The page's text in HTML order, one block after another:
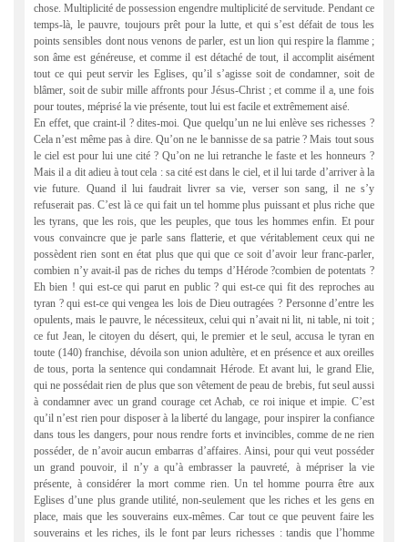
chose. Multiplicité de possession engendre multiplicité de servitude. Pendant ce
temps-là, le pauvre, toujours prêt pour la lutte, et qui s’est défait de tous les
points sensibles dont nous venons de parler, est un lion qui respire la flamme ;
son âme est généreuse, et comme il est détaché de tout, il accomplit aisément
tout ce qui peut servir les Eglises, qu’il s’agisse soit de condamner, soit de
blâmer, soit de subir mille affronts pour Jésus-Christ ; et comme il a, une fois
pour toutes, méprisé la vie présente, tout lui est facile et extrêmement aisé.
En effet, que craint-il ? dites-moi. Que quelqu’un ne lui enlève ses richesses ?
Cela n’est même pas à dire. Qu’on ne le bannisse de sa patrie ? Mais tout sous
le ciel est pour lui une cité ? Qu’on ne lui retranche le faste et les honneurs ?
Mais il a dit adieu à tout cela : sa cité est dans le ciel, et il lui tarde d’arriver à la
vie future. Quand il lui faudrait livrer sa vie, verser son sang, il ne s’y
refuserait pas. C’est là ce qui fait un tel homme plus puissant et plus riche que
les tyrans, que les rois, que les peuples, que tous les hommes enfin. Et pour
vous convaincre que je parle sans flatterie, et que véritablement ceux qui ne
possèdent rien sont en état plus que qui que ce soit d’avoir leur franc-parler,
combien n’y avait-il pas de riches du temps d’Hérode ?combien de potentats ?
Eh bien ! qui est-ce qui parut en public ? qui est-ce qui fit des reproches au
tyran ? qui est-ce qui vengea les lois de Dieu outragées ? Personne d’entre les
opulents, mais le pauvre, le nécessiteux, celui qui n’avait ni lit, ni table, ni toit ;
ce fut Jean, le citoyen du désert, qui, le premier et le seul, accusa le tyran en
toute (140) franchise, dévoila son union adultère, et en présence et aux oreilles
de tous, porta la sentence qui condamnait Hérode. Et avant lui, le grand Elie,
qui ne possédait rien de plus que son vêtement de peau de brebis, fut seul aussi
à condamner avec un grand courage cet Achab, ce roi inique et impie. C’est
qu’il n’est rien pour disposer à la liberté du langage, pour inspirer la confiance
dans tous les dangers, pour nous rendre forts et invincibles, comme de ne rien
posséder, de n’avoir aucun embarras d’affaires. Ainsi, pour qui veut posséder
un grand pouvoir, il n’y a qu’à embrasser la pauvreté, à mépriser la vie
présente, à considérer la mort comme rien. Un tel homme pourra être aux
Eglises d’une plus grande utilité, non-seulement que les riches et les gens en
place, mais que les souverains eux-mêmes. Car tout ce que peuvent faire les
souverains et les riches, ils le font par leurs richesses : tandis que l’homme